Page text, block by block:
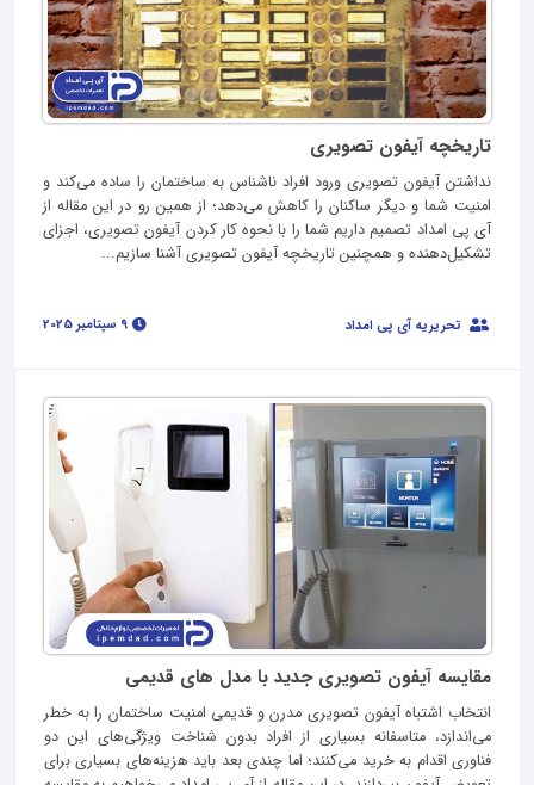
تاریخچه آیفون تصویری
نداشتن آيفون تصویری ورود افراد ناشناس به ساختمان را ساده می‌کند و
امنیت شما و دیگر ساکنان را کاهش می‌دهد؛ از همین‌ رو در این مقاله از
آی‌ پی امداد تصمیم داریم شما را با نحوه کار کردن آیفون تصویری، اجزای
تشکیل‌دهنده و همچنین تاریخچه آیفون تصویری آشنا سازیم...
تحریریه آی پی امداد
مقایسه آیفون تصویری جدید با مدل های قدیمی
انتخاب اشتباه آیفون تصویری مدرن و قدیمی امنیت ساختمان را به خطر
می‌اندازد، متاسفانه بسیاری از افراد بدون شناخت ویژگی‌های این دو
فناوری اقدام به خرید می‌کنند؛ اما چندی بعد باید هزینه‌های بسیاری برای